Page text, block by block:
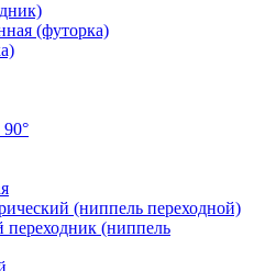
(футорка)
(ниппель переходной)
переходник (ниппель